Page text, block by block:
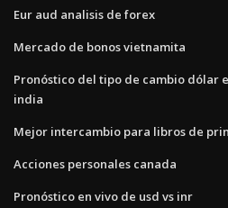
Eur aud analisis de forex
Mercado de bonos vietnamita
Pronóstico del tipo de cambio dólar
india
Mejor intercambio para libros de
Acciones personales canada
Pronóstico en vivo de usd vs inr